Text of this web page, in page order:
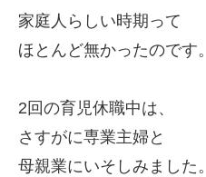
家庭人らしい時期って
ほとんど無かったのです。
2回の育児休職中は、
さすがに専業主婦と
母親業にいそしみました。